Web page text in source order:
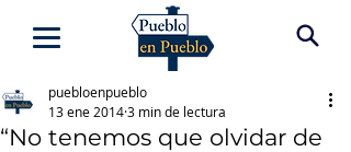
“No tenemos que olvidar de
puebloenpueblo
13 ene 20143 min de lectura